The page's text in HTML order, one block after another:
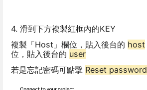
4. 滑到下方複製紅框內的KEY
複製「Host」欄位，貼入後台的 host
位，貼入後台的 user
若是忘記密碼可點擊 Reset password